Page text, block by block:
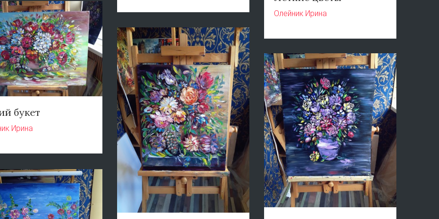
Олейник Ирина
букет
Ирина